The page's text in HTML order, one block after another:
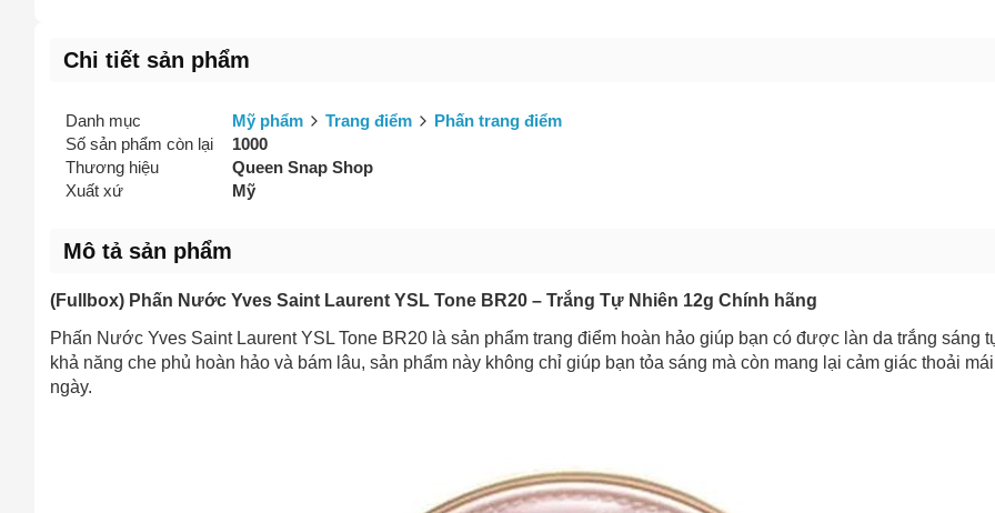
Chi tiết sản phẩm
Danh mục Mỹ phẩm Trang điểm
Phấn trang điểm
Số sản phẩm còn lại
1000
Thương hiệu
Queen Snap Shop
Xuất xứ
Mỹ
Mô tả sản phẩm
(Fullbox) Phấn Nước Yves Saint Laurent YSL Tone BR20 – Trắng Tự Nhiên 12g Chính hãng
Phấn Nước Yves Saint Laurent YSL Tone BR20 là sản phẩm trang điểm hoàn hảo giúp bạn có được làn da trắng sáng
khả năng che phủ hoàn hảo và bám lâu, sản phẩm này không chỉ giúp bạn tỏa sáng mà còn mang lại cảm giác thoải
ngày.
Mô tả (*)